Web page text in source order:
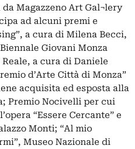
Magazzeno Art Gal¬lery
ad alcuni premi e
a cura di Milena Becci,
Giovani Monza
a cura di Daniele
d’Arte Città di Monza”
acquisita ed esposta alla
Premio Nocivelli per cui
“Essere Cercante” e
Monti; “Al mio
Museo Nazionale di